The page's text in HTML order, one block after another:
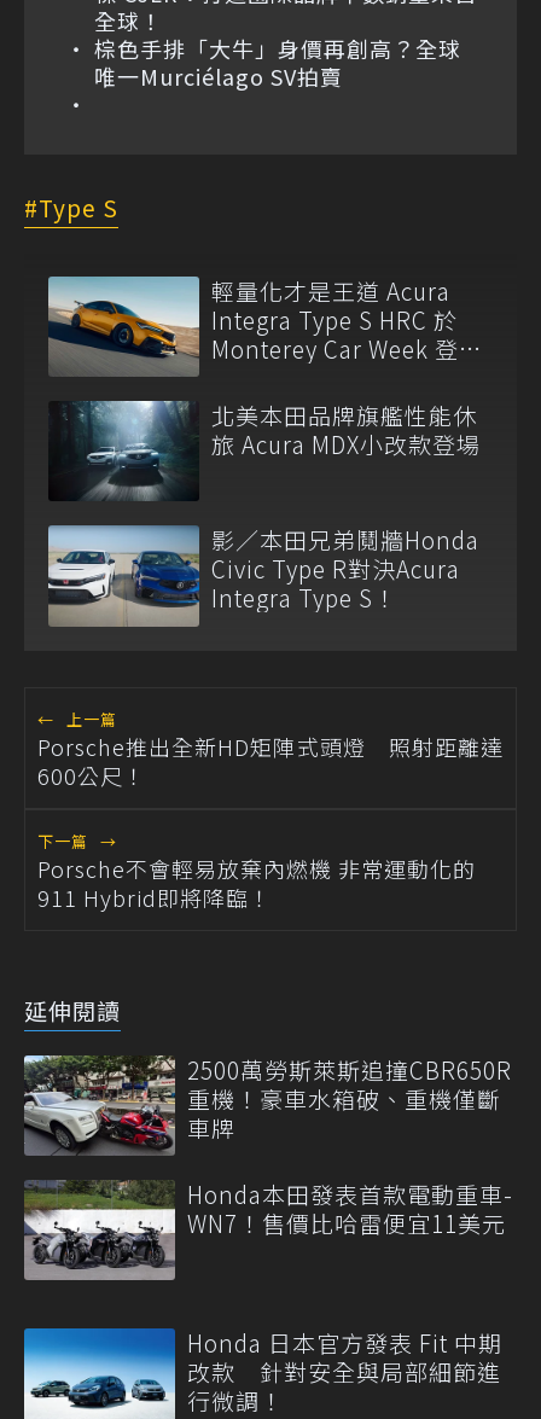
全球！
棕色手排「大牛」身價再創高？全球
唯一Murciélago SV拍賣
Type S
輕量化才是王道 Acura
Integra Type S HRC 於
Monterey Car Week 登
北美本田品牌旗艦性能休
旅 Acura MDX小改款登場
影／本田兄弟鬩牆Honda
Civic Type R對決Acura
Integra Type S！
← 上一篇
Porsche推出全新HD矩陣式頭燈 照射距離達
600公尺！
下一篇 →
Porsche不會輕易放棄內燃機 非常運動化的
911 Hybrid即將降臨！
延伸閱讀
2500萬勞斯萊斯追撞CBR650R
重機！豪車水箱破、重機僅斷
車牌
Honda本田發表首款電動重車-
WN7！售價比哈雷便宜11美元
Honda 日本官方發表 Fit 中期
改款 針對安全與局部細節進
行微調！